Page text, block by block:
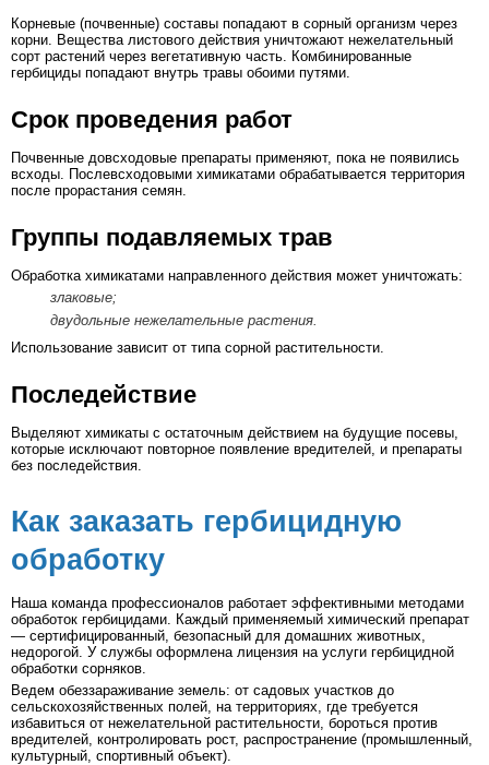
Корневые (почвенные) составы попадают в сорный организм через
корни. Вещества листового действия уничтожают нежелательный
сорт растений через вегетативную часть. Комбинированные
гербициды попадают внутрь травы обоими путями.
Срок проведения работ
Почвенные довсходовые препараты применяют, пока не появились
всходы. Послевсходовыми химикатами обрабатывается территория
после прорастания семян.
Группы подавляемых трав
Обработка химикатами направленного действия может уничтожать:
злаковые;
двудольные нежелательные растения.
Использование зависит от типа сорной растительности.
Последействие
Выделяют химикаты с остаточным действием на будущие посевы,
которые исключают повторное появление вредителей, и препараты
без последействия.
Как заказать гербицидную
обработку
Наша команда профессионалов работает эффективными методами
обработок гербицидами. Каждый применяемый химический препарат
— сертифицированный, безопасный для домашних животных,
недорогой. У службы оформлена лицензия на услуги гербицидной
обработки сорняков.
Ведем обеззараживание земель: от садовых участков до
сельскохозяйственных полей, на территориях, где требуется
избавиться от нежелательной растительности, бороться против
вредителей, контролировать рост, распространение (промышленный,
культурный, спортивный объект).